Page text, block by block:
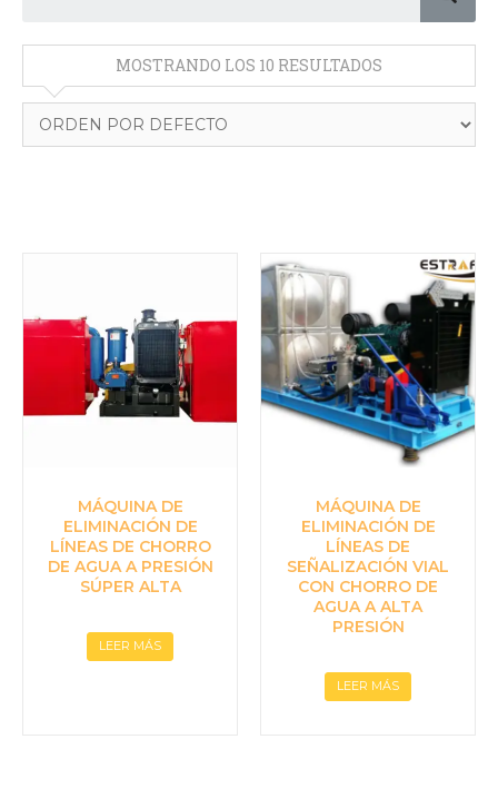
MOSTRANDO LOS 10 RESULTADOS
MÁQUINA DE
ELIMINACIÓN DE
LÍNEAS DE CHORRO
DE AGUA A PRESIÓN
SÚPER ALTA
LEER MÁS
MÁQUINA DE
ELIMINACIÓN DE
LÍNEAS DE
SEÑALIZACIÓN VIAL
CON CHORRO DE
AGUA A ALTA
PRESIÓN
LEER MÁS